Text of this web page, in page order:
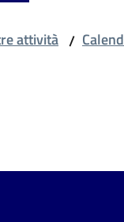
attività /